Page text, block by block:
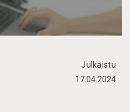
Julkaistu
17.04.2024